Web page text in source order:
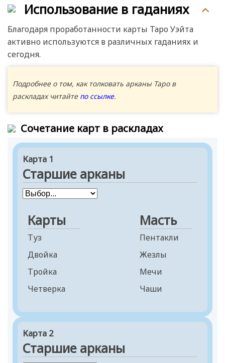
Использование в гаданиях
Благодаря проработанности карты Таро Уэйта
активно используются в различных гаданиях и
сегодня.
Подробнее о том, как толковать арканы Таро в
раскладах читайте по ссылке.
Сочетание карт в раскладах
Карта 1
Старшие арканы
Карты
Туз
Двойка
Тройка
Четверка
Шестерка
Семерка
Восьмерка
Масть
Пентакли
Жезлы
Мечи
Чаши
Карта 2
Старшие арканы